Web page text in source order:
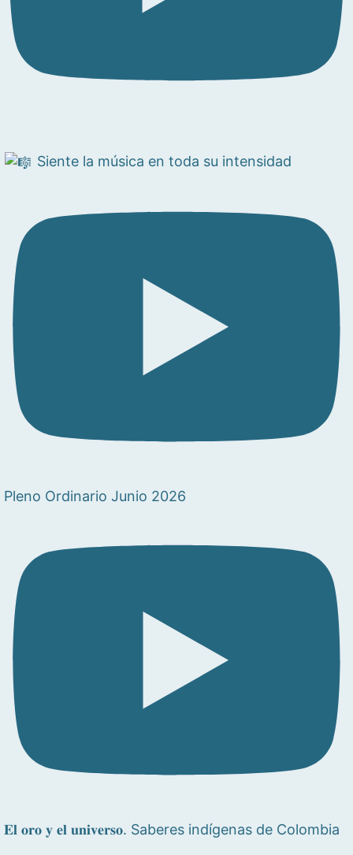
Siente la música en toda su intensidad
Pleno Ordinario Junio 2026
𝐄𝐥 𝐨𝐫𝐨 𝐲 𝐞𝐥 𝐮𝐧𝐢𝐯𝐞𝐫𝐬𝐨. Saberes indígenas de Colombia